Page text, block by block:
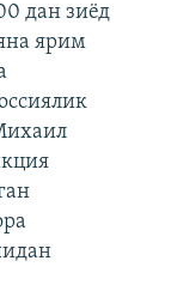
дан зиёд
ярим